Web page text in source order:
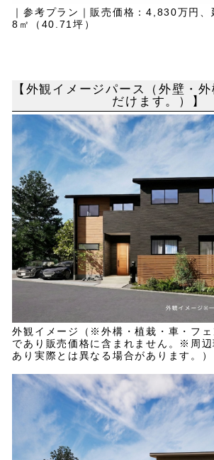
｜参考プラン｜販売価格：4,830万円
8㎡（40.71坪）
【外観イメージパース（外壁・
だけます。）】
外観イメージ（※外構・植栽・車・フ
であり販売価格に含まれません。※周
あり実際とは異なる場合があります。）